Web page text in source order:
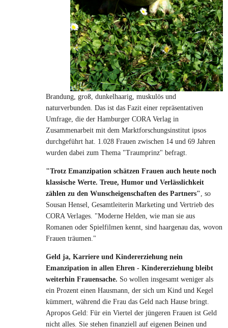
Brandung, groß, dunkelhaarig, muskulös und
naturverbunden. Das ist das Fazit einer repräsentativen
Umfrage, die der Hamburger CORA Verlag in
Zusammenarbeit mit dem Marktforschungsinstitut ipsos
durchgeführt hat. 1.028 Frauen zwischen 14 und 69 Jahren
wurden dabei zum Thema "Traumprinz" befragt.
"Trotz Emanzipation schätzen Frauen auch heute noch
klassische Werte. Treue, Humor und Verlässlichkeit
zählen zu den Wunscheigenschaften des Partners" , so
Sousan Hensel, Gesamtleiterin Marketing und Vertrieb des
CORA Verlages. "Moderne Helden, wie man sie aus
Romanen oder Spielfilmen kennt, sind haargenau das, wovon
Frauen träumen."
Geld ja, Karriere und Kindererziehung nein
Emanzipation in allen Ehren - Kindererziehung bleibt
weiterhin Frauensache. So wollen insgesamt weniger als
ein Prozent einen Hausmann, der sich um Kind und Kegel
kümmert, während die Frau das Geld nach Hause bringt.
Apropos Geld: Für ein Viertel der jüngeren Frauen ist Geld
nicht alles. Sie stehen finanziell auf eigenen Beinen und